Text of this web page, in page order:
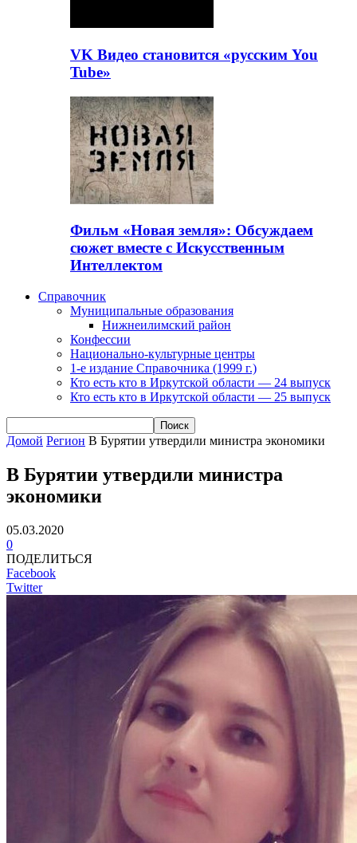
VK Видео становится «русским You
Tube»
Фильм «Новая земля»: Обсуждаем
сюжет вместе с Искусственным
Интеллектом
Справочник
Муниципальные образования
Нижнеилимский район
Конфессии
Национально-культурные центры
1-е издание Справочника (1999 г.)
Кто есть кто в Иркутской области — 24 выпуск
Кто есть кто в Иркутской области — 25 выпуск
Домой Регион В Бурятии утвердили министра экономики
В Бурятии утвердили министра
экономики
05.03.2020
0
ПОДЕЛИТЬСЯ
Facebook
Twitter